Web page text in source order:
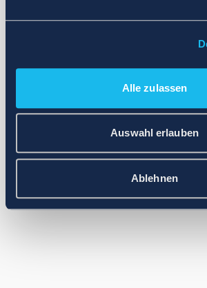
Alle zulassen
Auswahl erlauben
Ablehnen